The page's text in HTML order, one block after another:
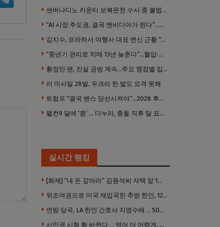
샌버나디노 카운티 보복운전 수사 중 불법 총기 20정·탄약 2만 발 압수
“AI 시장 주도권, 결국 엔비디아가 쥔다”…모건스탠리 장담
김지수, 프라하서 여행사 대표 변신 근황 “가볼 만하니…”
“중년기 관리로 치매 13년 늦춘다”…혈압·당뇨·금연 시기가 골든타임
황정민·팬, 진실 공방 계속…주요 쟁점별 입장 정리
러 미사일 28발, 우크라 한 발도 요격 못해
트럼프 “결국 밴스 당선시켜야”…2028 후계 구도 힘 싣나
팰컨9 달에 ‘쾅’ … 다누리, 충돌 직후 달 표면 촬영 유일 탐사선
실시간 랭킹
[화제] “내 돈 갚아라” 김원석씨 자택 앞 1인 광대 시위 … 한인 투자사, “108만 달러 못받아”
위조여권으로 미국 재입국한 추방 한인, 120만 달러 은행 사기 행각
연방 당국, LA 한인 간호사 지명수배 … 500만 달러 메디캐어 사기, 선고 직전 한국 도주
시민권 시험 확 바뀐다 … 영어 더 어렵게, 민간시험 도입 추진